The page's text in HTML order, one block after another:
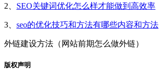
2、 SEO关键词优化怎么样才能做到高效率
3、 seo的优化技巧和方法有哪些内容和方法
外链建设方法（网站前期怎么做外链）
版权声明